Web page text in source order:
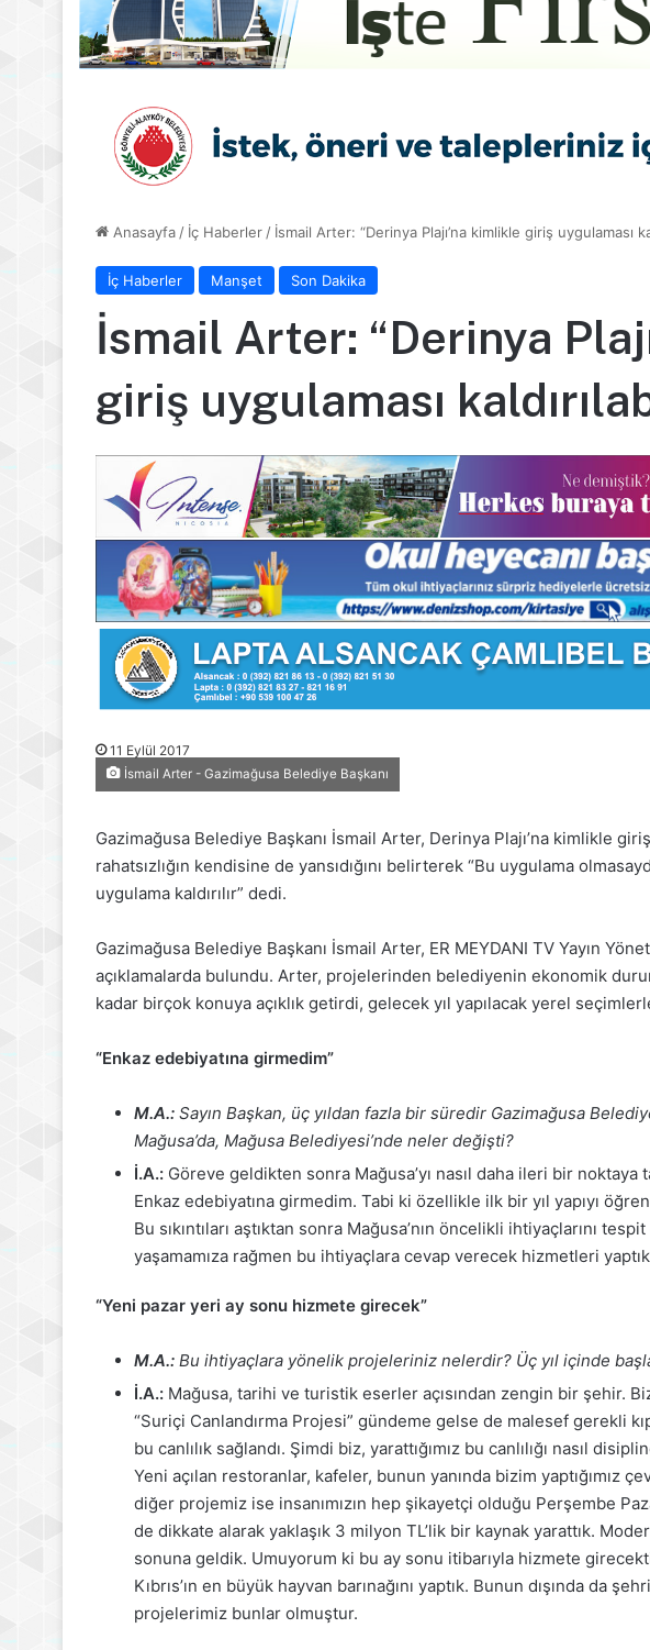
Anasayfa / İç Haberler / İsmail Arter: “Derinya Plajı’na kimlikle giriş uygulaması
İç Haberler Manşet Son Dakika
İsmail Arter: “Derinya
giriş uygulaması
11 Eylül 2017
İsmail Arter - Gazimağusa Belediye Başkanı
Gazimağusa Belediye Başkanı İsmail Arter, Derinya Plajı’na kimlikle
rahatsızlığın kendisine de yansıdığını belirterek “Bu uygulama
uygulama kaldırılır” dedi.
Gazimağusa Belediye Başkanı İsmail Arter, ER MEYDANI TV Yayın
açıklamalarda bulundu. Arter, projelerinden belediyenin ekonomik
kadar birçok konuya açıklık getirdi, gelecek yıl yapılacak yerel
“Enkaz edebiyatına girmedim”
M.A.: Sayın Başkan, üç yıldan fazla bir süredir Gazimağusa
Mağusa’da, Mağusa Belediyesi’nde neler değişti?
İ.A.: Göreve geldikten sonra Mağusa’yı nasıl daha ileri bir noktaya
Enkaz edebiyatına girmedim. Tabi ki özellikle ilk bir yıl yapıyı
Bu sıkıntıları aştıktan sonra Mağusa’nın öncelikli ihtiyaçlarını
yaşamamıza rağmen bu ihtiyaçlara cevap verecek hizmetleri
“Yeni pazar yeri ay sonu hizmete girecek”
M.A.: Bu ihtiyaçlara yönelik projeleriniz nelerdir? Üç yıl içinde
İ.A.: Mağusa, tarihi ve turistik eserler açısından zengin bir şehir.
“Suriçi Canlandırma Projesi” gündeme gelse de malesef gerekli
bu canlılık sağlandı. Şimdi biz, yarattığımız bu canlılığı nasıl
Yeni açılan restoranlar, kafeler, bunun yanında bizim yaptığımız
diğer projemiz ise insanımızın hep şikayetçi olduğu Perşembe
de dikkate alarak yaklaşık 3 milyon TL’lik bir kaynak yarattık.
sonuna geldik. Umuyorum ki bu ay sonu itibarıyla hizmete
Kıbrıs’ın en büyük hayvan barınağını yaptık. Bunun dışında da
projelerimiz bunlar olmuştur.